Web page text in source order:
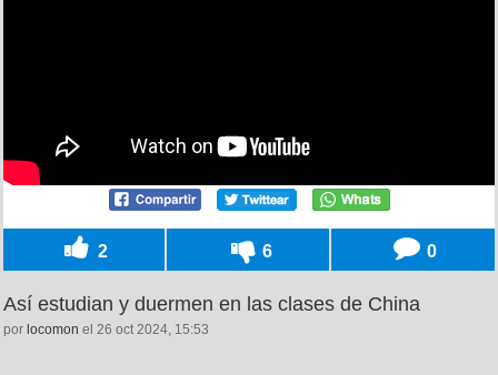
2 6 0
Así estudian y duermen en las clases de China
por locomon el 26 oct 2024, 15:53